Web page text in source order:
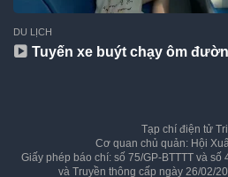
DU LỊCH
Tuyến xe buýt chạy ôm
Tạp chí điện tử
Cơ quan chủ quản: Hội
Giấy phép báo chí: số 75/GP-BTTTT và số
và Truyền thông cấp ngày 26/02/